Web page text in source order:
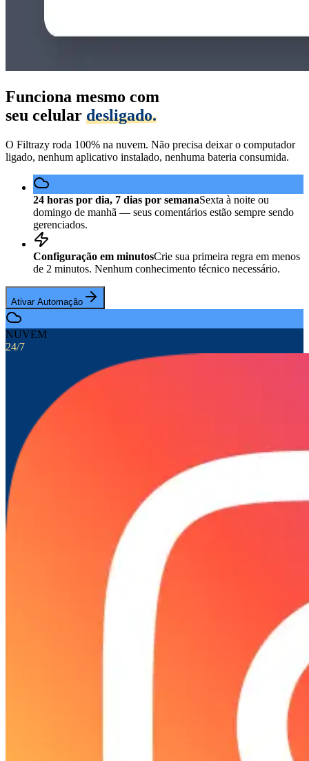
Funciona mesmo com
seu celular desligado.
O Filtrazy roda 100% na nuvem. Não precisa deixar o computador
ligado, nenhum aplicativo instalado, nenhuma bateria consumida.
24 horas por dia, 7 dias por semanaSexta à noite ou
domingo de manhã — seus comentários estão sempre sendo
gerenciados.
Configuração em minutosCrie sua primeira regra em menos
de 2 minutos. Nenhum conhecimento técnico necessário.
Ativar Automação
NUVEM
24/7